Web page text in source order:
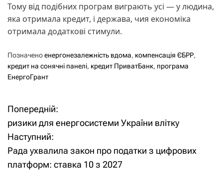
Тому від подібних програм виграють усі — у людина,
яка отримала кредит, і держава, чия економіка
отримала додаткові стимули.
Позначеноенергонезалежність вдома, компенсація ЄБРР,
кредит на сонячні панелі, кредит ПриватБанк, програма
ЕнергоГрант
Н
а
в
Попередній:
ризики для енергосистеми України влітку
Наступний:
Рада ухвалила закон про податки з цифрових
платформ: ставка 10 з 2027